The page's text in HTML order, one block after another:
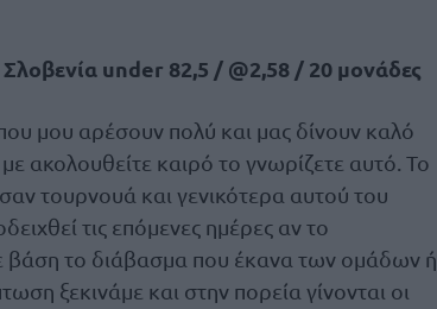
under 82,5 / @2,58 / 20 μονάδες
μου αρέσουν πολύ και μας δίνουν καλό
ακολουθείτε καιρό το γνωρίζετε αυτό. Το
τουρνουά και γενικότερα αυτού του
τις επόμενες ημέρες αν το
βάση το διάβασμα που έκανα των ομάδων ή
ξεκινάμε και στην πορεία γίνονται οι